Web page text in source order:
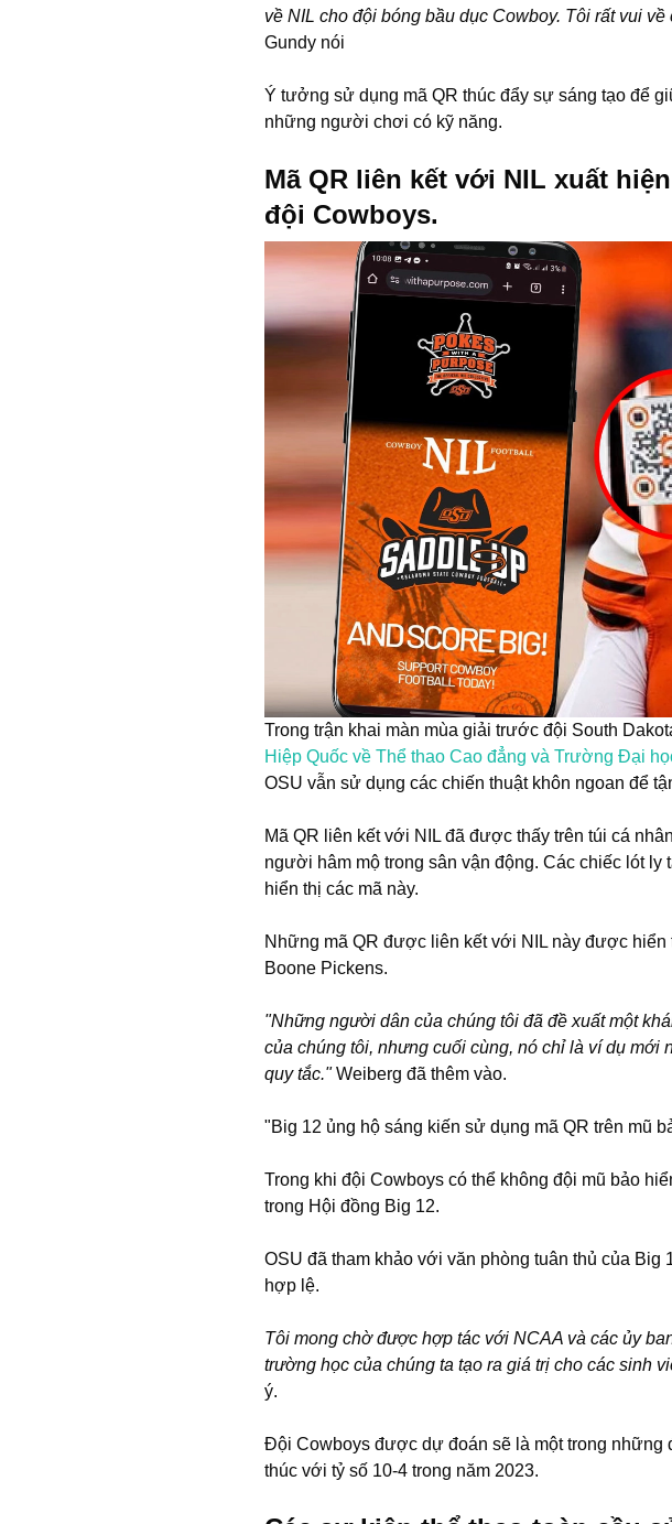
về NIL cho đội bóng bầu dục Cowboy. Tôi rất vui
Gundy nói
Ý tưởng sử dụng mã QR thúc đẩy sự sáng tạo để
những người chơi có kỹ năng.
Mã QR liên kết với NIL xuất
đội Cowboys.
Trong trận khai màn mùa giải trước đội South
Hiệp Quốc về Thể thao Cao đẳng và Trường Đại
OSU vẫn sử dụng các chiến thuật khôn ngoan để
Mã QR liên kết với NIL đã được thấy trên túi cá
người hâm mộ trong sân vận động. Các chiếc lót ly
hiển thị các mã này.
Những mã QR được liên kết với NIL này được
Boone Pickens.
"Những người dân của chúng tôi đã đề xuất một
của chúng tôi, nhưng cuối cùng, nó chỉ là ví dụ mới
quy tắc."Weiberg đã thêm vào.
"Big 12 ủng hộ sáng kiến sử dụng mã QR trên mũ
Trong khi đội Cowboys có thể không đội mũ bảo
trong Hội đồng Big 12.
OSU đã tham khảo với văn phòng tuân thủ của
hợp lệ.
Tôi mong chờ được hợp tác với NCAA và các ủy
trường học của chúng ta tạo ra giá trị cho các sinh
ý.
Đội Cowboys được dự đoán sẽ là một trong những
thúc với tỷ số 10-4 trong năm 2023.